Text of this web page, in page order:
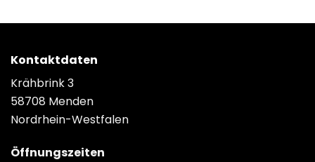
Kontaktdaten
Krähbrink 3
58708 Menden
Nordrhein-Westfalen
Öffnungszeiten